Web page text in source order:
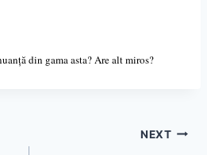
din gama asta? Are alt miros?
NEXT